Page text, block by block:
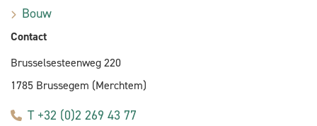
Bouw
Contact
Brusselsesteenweg 220
1785 Brussegem (Merchtem)
T +32 (0)2 269 43 77